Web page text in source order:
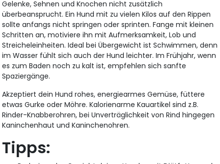
Gelenke, Sehnen und Knochen nicht zusätzlich
überbeansprucht. Ein Hund mit zu vielen Kilos auf den Rippen
sollte anfangs nicht springen oder sprinten. Fange mit kleinen
Schritten an, motiviere ihn mit Aufmerksamkeit, Lob und
Streicheleinheiten. Ideal bei Übergewicht ist Schwimmen, denn
im Wasser fühlt sich auch der Hund leichter. Im Frühjahr, wenn
es zum Baden noch zu kalt ist, empfehlen sich sanfte
Spaziergänge.
Akzeptiert dein Hund rohes, energiearmes Gemüse, füttere
etwas Gurke oder Möhre. Kalorienarme Kauartikel sind z.B.
Rinder-Knabberohren, bei Unverträglichkeit von Rind hingegen
Kaninchenhaut und Kaninchenohren.
Tipps: